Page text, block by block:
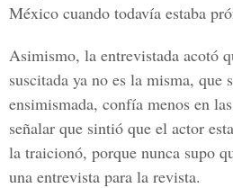
México cuando todavía estaba
Asimismo, la entrevistada acotó
suscitada ya no es la misma, que
ensimismada, confía menos en
señalar que sintió que el actor
la traicionó, porque nunca supo
una entrevista para la revista.